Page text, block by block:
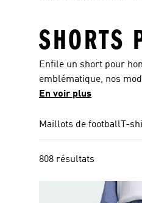
SHORTS
Enfile un short pour
emblématique, nos
pour homme offre une
compromis. Quel que
la gym ou le running.
pour l'excellence
En voir plus
Maillots de football T-
808 résultats